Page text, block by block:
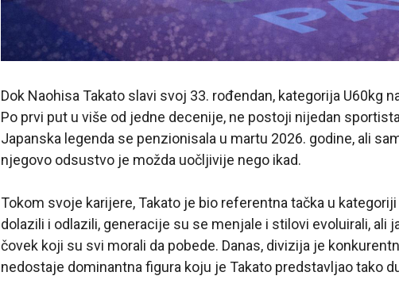
Dok Naohisa Takato slavi svoj 33. rođendan, kategorija U60kg
Po prvi put u više od jedne decenije, ne postoji nijedan
Japanska legenda se penzionisala u martu 2026. godine, ali
njegovo odsustvo je možda uočljivije nego ikad.
Tokom svoje karijere, Takato je bio referentna tačka u
dolazili i odlazili, generacije su se menjale i stilovi evoluirali, ali
čovek koji su svi morali da pobede. Danas, divizija je
nedostaje dominantna figura koju je Takato predstavljao tako